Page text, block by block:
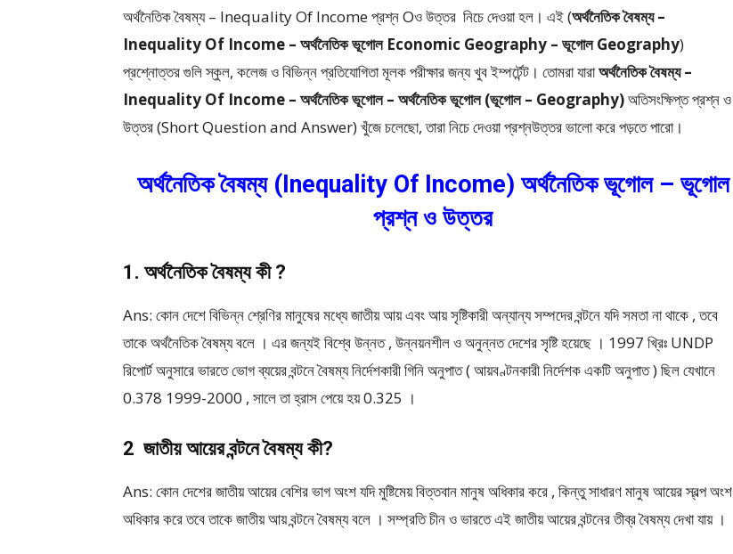
অর্থনৈতিক বৈষম্য – Inequality Of Income প্রশ্ন Oও উত্তর নিচে দেওয়া হল। এই (অর্থনৈতিক বৈষম্য –
Inequality Of Income – অর্থনৈতিক ভূগোল Economic Geography – ভূগোল Geography)
প্রশ্নোত্তর গুলি স্কুল, কলেজ ও বিভিন্ন প্রতিযোগিতা মূলক পরীক্ষার জন্য খুব ইম্পর্টেন্ট। তোমরা যারাঅর্থনৈতিক বৈষম্য –
Inequality Of Income – অর্থনৈতিক ভূগোল – অর্থনৈতিক ভূগোল (ভূগোল – Geography)অতিসংক্ষিপ্ত প্রশ্ন ও
উত্তর (Short Question and Answer) খুঁজে চলেছো, তারা নিচে দেওয়া প্রশ্নউত্তর ভালো করে পড়তে পারো।
অর্থনৈতিক বৈষম্য (Inequality Of Income) অর্থনৈতিক ভূগোল – ভূগোল
প্রশ্ন ও উত্তর
1. অর্থনৈতিক বৈষম্য কী ?
Ans: কোন দেশে বিভিন্ন শ্রেণির মানুষের মধ্যে জাতীয় আয় এবং আয় সৃষ্টিকারী অন্যান্য সম্পদের বন্টনে যদি সমতা না থাকে , তবে
তাকে অর্থনৈতিক বৈষম্য বলে । এর জন্যই বিশ্বে উন্নত , উন্নয়নশীল ও অনুন্নত দেশের সৃষ্টি হয়েছে । 1997 খ্রিঃ UNDP
রিপোর্ট অনুসারে ভারতে ভোগ ব্যয়ের বন্টনে বৈষম্য নির্দেশকারী গিনি অনুপাত ( আয়বণ্টনকারী নির্দেশক একটি অনুপাত ) ছিল যেখানে
0.378 1999-2000 , সালে তা হ্রাস পেয়ে হয় 0.325 ।
2 জাতীয় আয়ের বন্টনে বৈষম্য কী?
Ans: কোন দেশের জাতীয় আয়ের বেশির ভাগ অংশ যদি মুষ্টিমেয় বিত্তবান মানুষ অধিকার করে , কিন্তু সাধারণ মানুষ আয়ের স্বল্প অংশ
অধিকার করে তবে তাকে জাতীয় আয় বন্টনে বৈষম্য বলে । সম্প্রতি চীন ও ভারতে এই জাতীয় আয়ের বন্টনের তীব্র বৈষম্য দেখা যায় ।